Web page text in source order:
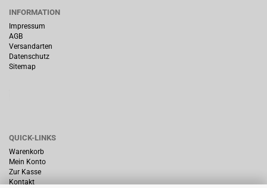
INFORMATION
Impressum
AGB
Versandarten
Datenschutz
Sitemap
QUICK-LINKS
Warenkorb
Mein Konto
Zur Kasse
Kontakt